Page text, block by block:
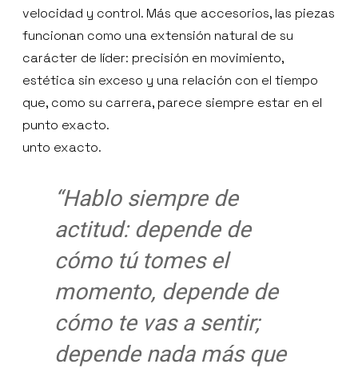
velocidad y control. Más que accesorios, las piezas
funcionan como una extensión natural de su
carácter de líder: precisión en movimiento,
estética sin exceso y una relación con el tiempo
que, como su carrera, parece siempre estar en el
punto exacto.
unto exacto.
“Hablo siempre de
actitud: depende de
cómo tú tomes el
momento, depende de
cómo te vas a sentir;
depende nada más que